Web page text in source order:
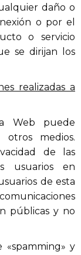
daño o
o por el
o servicio
se dirijan los
realizadas a
Web puede
medios.
de las
usuarios en
de esta
públicas y no
«spamming» y